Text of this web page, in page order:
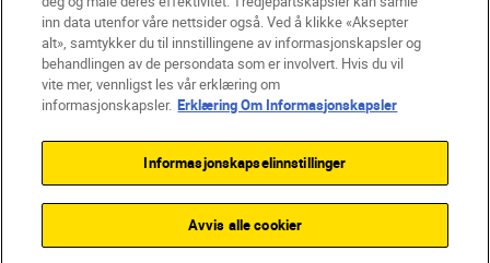
NO Nikon Sites
Kontakt oss Personvernerklæring
Vilkår og betingelser for Nikon Store
Erklæring Om Informasjonskapsler
Tilgjengelighet
Innstillinger for informasjonskapsler
inn data utenfor våre nettsider også. Ved å klikke «Aksepter
alt», samtykker du til innstillingene av informasjonskapsler og
behandlingen av de persondata som er involvert. Hvis du vil
vite mer, vennligst les vår erklæring om
informasjonskapsler. Erklæring Om Informasjonskapsler
Informasjonskapselinnstillinger
Avvis alle cookier